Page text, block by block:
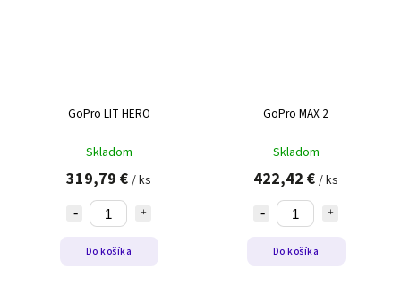
GoPro LIT HERO
Skladom
319,79 € / ks
Do košíka
GoPro MAX 2
Skladom
422,42 € / ks
Do košíka